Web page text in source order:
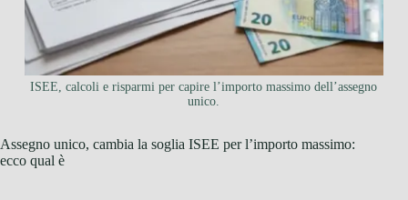
ISEE, calcoli e risparmi per capire l’importo massimo dell’assegno
unico.
Assegno unico, cambia la soglia ISEE per l’importo massimo:
ecco qual è